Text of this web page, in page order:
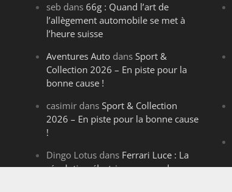
seb dans66g : Quand l’art de
l’allègement automobile se met à
l’heure suisse
Aventures Auto dansSport &
Collection 2026 – En piste pour la
bonne cause !
casimir dansSport & Collection
2026 – En piste pour la bonne cause
!
Dingo Lotus dans Ferrari Luce : La
révolution électrique venue de